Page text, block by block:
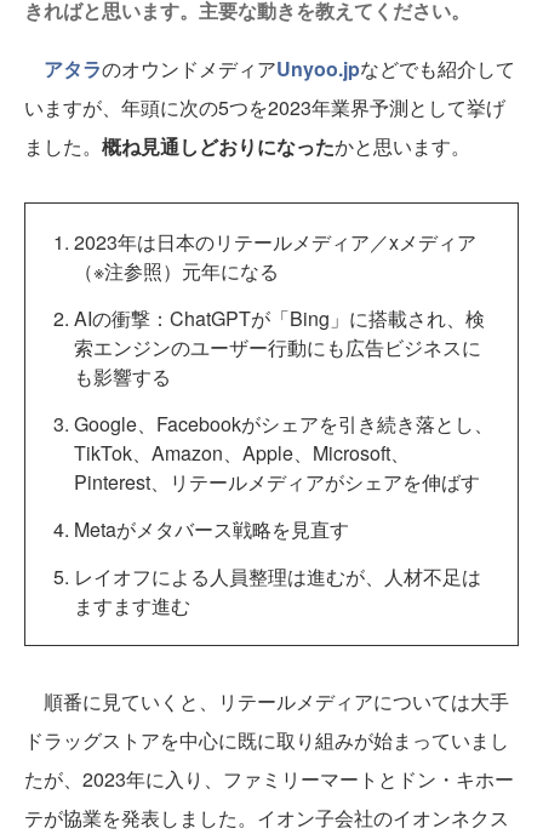
きればと思います。主要な動きを教えてください。
アタラのオウンドメディアUnyoo.jpなどでも紹介して
いますが、年頭に次の5つを2023年業界予測として挙げ
ました。 概ね見通しどおりになったかと思います。
2023年は日本のリテールメディア／xメディア
（※注参照）元年になる
AIの衝撃：ChatGPTが「Bing」に搭載され、検
索エンジンのユーザー行動にも広告ビジネスに
も影響する
Google、Facebookがシェアを引き続き落とし、
TikTok、Amazon、Apple、Microsoft、
Pinterest、リテールメディアがシェアを伸ばす
Metaがメタバース戦略を見直す
レイオフによる人員整理は進むが、人材不足は
ますます進む
順番に見ていくと、リテールメディアについては大手
ドラッグストアを中心に既に取り組みが始まっていまし
たが、2023年に入り、ファミリーマートとドン・キホー
テが協業を発表しました。イオン子会社のイオンネクス